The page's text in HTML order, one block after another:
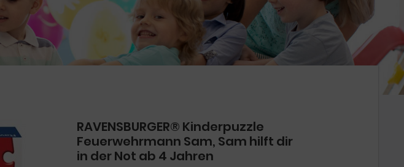
RAVENSBURGER® Kinderpuzzle
Feuerwehrmann Sam, Sam hilft dir
in der Not ab 4 Jahren